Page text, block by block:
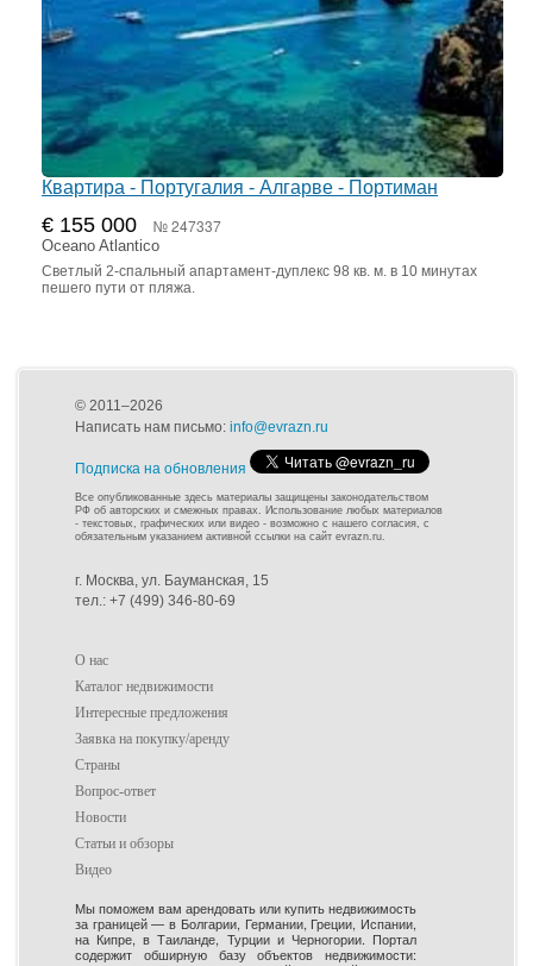
Квартира - Португалия - Алгарве - Портиман
€ 155 000 № 247337
Oceano Atlantico
Светлый 2-спальный апартамент-дуплекс 98 кв. м. в 10 минутах
пешего пути от пляжа.
© 2011–2026
Написать нам письмо: info@evrazn.ru
Подписка на обновления
Все опубликованные здесь материалы защищены законодательством
РФ об авторских и смежных правах. Использование любых материалов
- текстовых, графических или видео - возможно с нашего согласия, с
обязательным указанием активной ссылки на сайт evrazn.ru.
г. Москва, ул. Бауманская, 15
тел.: +7 (499) 346-80-69
О нас
Каталог недвижимости
Интересные предложения
Заявка на покупку/аренду
Страны
Вопрос-ответ
Новости
Статьи и обзоры
Видео
Мы поможем вам арендовать или купить недвижимость
за границей — в Болгарии, Германии, Греции, Испании,
на Кипре, в Таиланде, Турции и Черногории. Портал
содержит обширную базу объектов недвижимости: